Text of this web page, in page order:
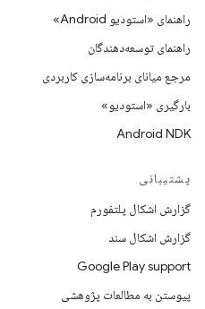
راهنمای «استودیو Android»
راهنمای توسعه‌دهندگان
مرجع میانای برنامه‌سازی کاربردی
بارگیری «استودیو»
Android NDK
پشتیبانی
گزارش اشکال پلتفورم
گزارش اشکال سند
Google Play support
پیوستن به مطالعات پژوهشی